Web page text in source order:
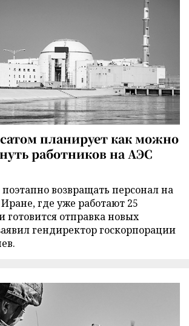
планирует как можно
работников на АЭС
возвращать персонал на
где уже работают 25
готовится отправка новых
гендиректор госкорпорации